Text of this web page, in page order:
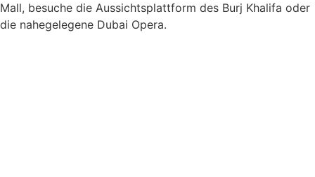
Mall, besuche die Aussichtsplattform des Burj Khalifa oder
die nahegelegene Dubai Opera.